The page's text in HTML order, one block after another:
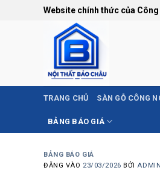
Website chính thức của Công
TRANG CHỦ SÀN GỖ CÔNG
BẢNG BÁO GIÁ
BẢNG BÁO GIÁ
ĐĂNG VÀO 23/03/2026 BỞI ADMIN